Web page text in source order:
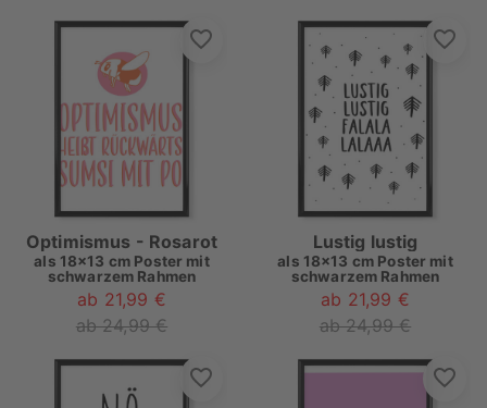
Optimismus - Rosarot
als 18x13 cm Poster mit
schwarzem Rahmen
ab 21,99 €
ab 24,99 €
Lustig lustig
als 18x13 cm Poster mit
schwarzem Rahmen
ab 21,99 €
ab 24,99 €